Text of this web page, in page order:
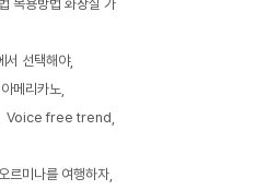
복용방법 화장실 가
서 선택해야
메리카노
Voice free trend
르미나를 여행하자